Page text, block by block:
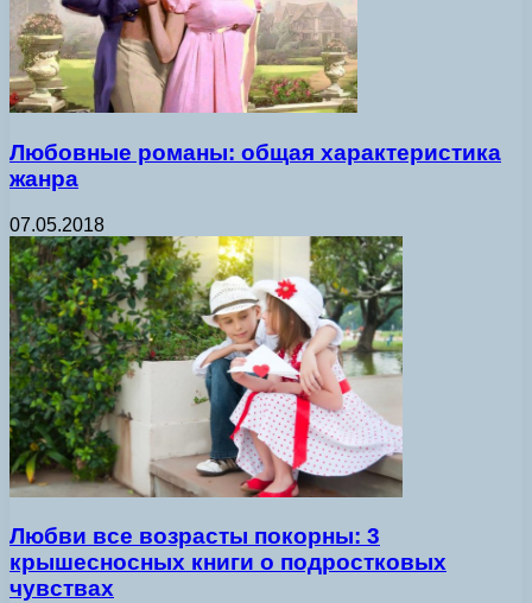
Любовные романы: общая характеристика
жанра
07.05.2018
Любви все возрасты покорны: 3
крышесносных книги о подростковых
чувствах